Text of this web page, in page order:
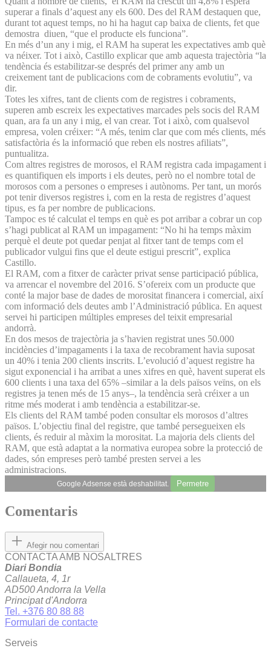
superar a finals d’aquest any els 600. Des del RAM destaquen que,
durant tot aquest temps, no hi ha hagut cap baixa de clients, fet que
demostra diuen, “que el producte els funciona”.
En més d’un any i mig, el RAM ha superat les expectatives amb què
va néixer. Tot i això, Castillo explicar que amb aquesta trajectòria “la
tendència és estabilitzar-se després del primer any amb un
creixement tant de publicacions com de cobraments evolutiu”, va
dir.
Totes les xifres, tant de clients com de registres i cobraments,
superen amb escreix les expectatives marcades pels socis del RAM
quan, ara fa un any i mig, el van crear. Tot i això, com qualsevol
empresa, volen créixer: “A més, tenim clar que com més clients, més
satisfactòria és la informació que reben els nostres afiliats”,
puntualitza.
Com altres registres de morosos, el RAM registra cada impagament i
es quantifiquen els imports i els deutes, però no el nombre total de
morosos com a persones o empreses i autònoms. Per tant, un morós
pot tenir diversos registres i, com en la resta de registres d’aquest
tipus, es fa per nombre de publicacions.
Tampoc es té calculat el temps en què es pot arribar a cobrar un cop
s’hagi publicat al RAM un impagament: “No hi ha temps màxim
perquè el deute pot quedar penjat al fitxer tant de temps com el
publicador vulgui fins que el deute estigui prescrit”, explica
Castillo.
El RAM, com a fitxer de caràcter privat sense participació pública,
va arrencar el novembre del 2016. S’ofereix com un producte que
conté la major base de dades de morositat financera i comercial, així
com informació dels deutes amb l’Administració pública. En aquest
servei hi participen múltiples empreses del teixit empresarial
andorrà.
En dos mesos de trajectòria ja s’havien registrat unes 50.000
incidències d’impagaments i la taxa de recobrament havia suposat
un 40% i tenia 200 clients inscrits. L’evolució d’aquest registre ha
sigut exponencial i ha arribat a unes xifres en què, havent superat els
600 clients i una taxa del 65% –similar a la dels països veïns, on els
registres ja tenen més de 15 anys–, la tendència serà créixer a un
ritme més moderat i amb tendència a estabilitzar-se.
Els clients del RAM també poden consultar els morosos d’altres
països. L’objectiu final del registre, que també persegueixen els
clients, és reduir al màxim la morositat. La majoria dels clients del
RAM, que està adaptat a la normativa europea sobre la protecció de
dades, són empreses però també presten servei a les
administracions.
Google Adsense està deshabilitat. Permetre
Comentaris
Afegir nou comentari
CONTACTA AMB NOSALTRES
Diari Bondia
Callaueta, 4, 1r
AD500 Andorra la Vella
Principat d'Andorra
Tel. +376 80 88 88
Formulari de contacte
Serveis